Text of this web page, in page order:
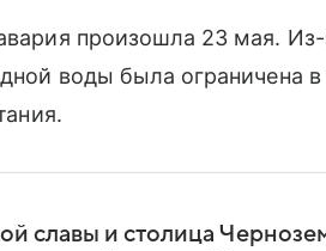
произошла 23 мая.
воды была ограничена
славы и столица